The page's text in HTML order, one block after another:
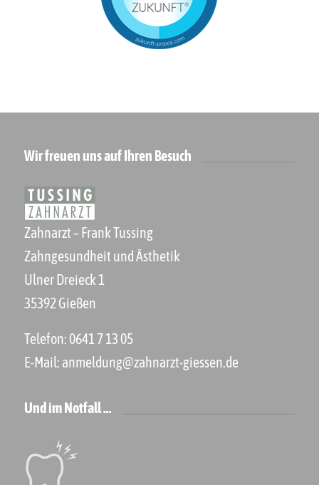
Wir freuen uns auf Ihren Besuch
Zahnarzt – Frank Tussing
Zahngesundheit und Ästhetik
Ulner Dreieck 1
35392 Gießen
Telefon: 0641 7 13 05
E-Mail: anmeldung@zahnarzt-giessen.de
Und im Notfall …